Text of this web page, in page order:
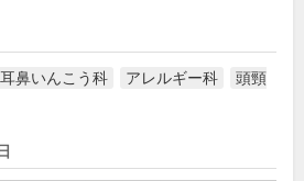
鼻いんこう科 アレルギー科
頭頸